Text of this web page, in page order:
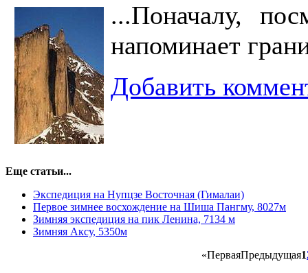
...Поначалу,
напоминает
Добавить
Еще статьи...
Экспедиция на Нупцзе Восточная (Гималаи)
Первое зимнее восхождение на Шиша Пангму, 8027м
Зимняя экспедиция на пик Ленина, 7134 м
Зимняя Аксу, 5350м
«ПерваяПредыдущая1